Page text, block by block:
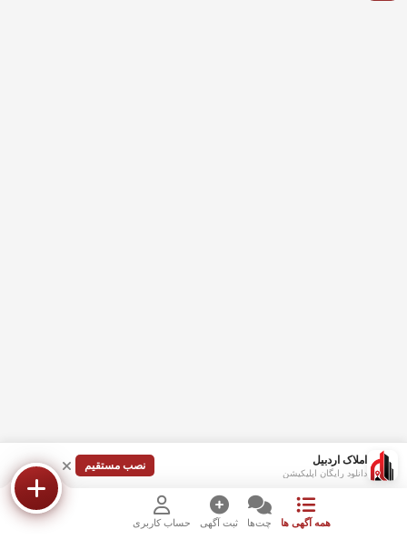
املاک اردبیل
دانلود رایگان اپلیکیشن
نصب مستقیم
همه آگهی ها چت‌ها ثبت آگهی حساب کاربری